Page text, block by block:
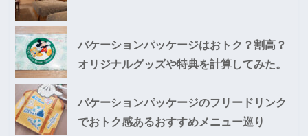
バケーションパッケージはおトク？割高？
オリジナルグッズや特典を計算してみた。
バケーションパッケージのフリードリンク
でおトク感あるおすすめメニュー巡り